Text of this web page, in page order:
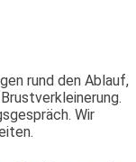
rund den Ablauf,
Wir